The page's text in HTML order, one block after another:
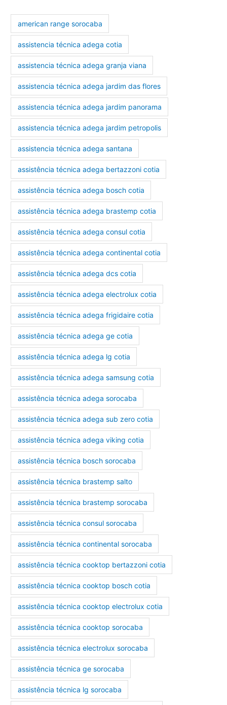
american range sorocaba
assistencia técnica adega cotia
assistencia técnica adega granja viana
assistencia técnica adega jardim das flores
assistencia técnica adega jardim panorama
assistencia técnica adega jardim petropolis
assistencia técnica adega santana
assistência técnica adega bertazzoni cotia
assistência técnica adega bosch cotia
assistência técnica adega brastemp cotia
assistência técnica adega consul cotia
assistência técnica adega continental cotia
assistência técnica adega dcs cotia
assistência técnica adega electrolux cotia
assistência técnica adega frigidaire cotia
assistência técnica adega ge cotia
assistência técnica adega lg cotia
assistência técnica adega samsung cotia
assistência técnica adega sorocaba
assistência técnica adega sub zero cotia
assistência técnica adega viking cotia
assistência técnica bosch sorocaba
assistência técnica brastemp salto
assistência técnica brastemp sorocaba
assistência técnica consul sorocaba
assistência técnica continental sorocaba
assistência técnica cooktop bertazzoni cotia
assistência técnica cooktop bosch cotia
assistência técnica cooktop electrolux cotia
assistência técnica cooktop sorocaba
assistência técnica electrolux sorocaba
assistência técnica ge sorocaba
assistência técnica lg sorocaba